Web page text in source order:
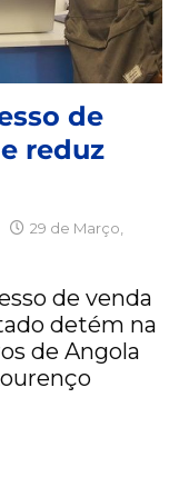
de
reduz
29 de Março,
de venda
detém na
de Angola